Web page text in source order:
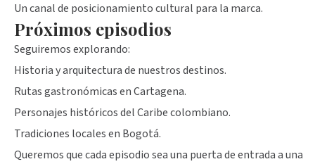
Un canal de posicionamiento cultural para la marca.
Próximos episodios
Seguiremos explorando:
Historia y arquitectura de nuestros destinos.
Rutas gastronómicas en Cartagena.
Personajes históricos del Caribe colombiano.
Tradiciones locales en Bogotá.
Queremos que cada episodio sea una puerta de entrada a una